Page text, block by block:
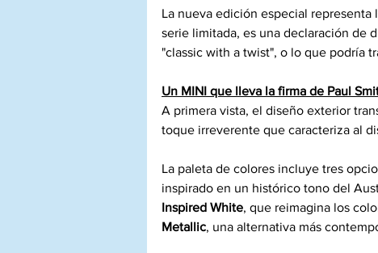
La nueva edición especial
serie limitada, es una declaración de
"classic with a twist", o lo que podría
Un MINI que lleva la firma de Paul
A primera vista, el diseño exterior
toque irreverente que caracteriza al
La paleta de colores incluye tres
inspirado en un histórico tono del
Inspired White, que reimagina los
Metallic, una alternativa más